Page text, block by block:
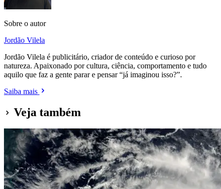
Sobre o autor
Jordão Vilela
Jordão Vilela é publicitário, criador de conteúdo e curioso por
natureza. Apaixonado por cultura, ciência, comportamento e tudo
aquilo que faz a gente parar e pensar “já imaginou isso?”.
Saiba mais
Veja também